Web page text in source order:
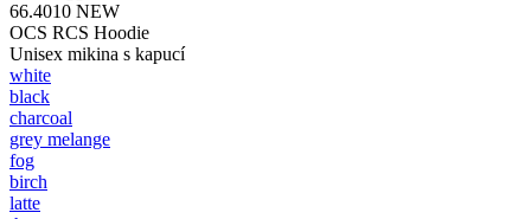
66.4010 NEW
OCS RCS Hoodie
Unisex mikina s kapucí
white
black
charcoal
grey melange
fog
birch
latte